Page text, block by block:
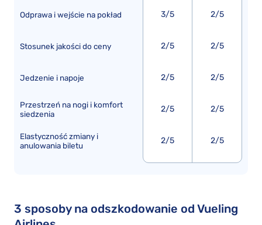
Odprawa i wejście na pokład
Stosunek jakości do ceny
Jedzenie i napoje
Przestrzeń na nogi i komfort
siedzenia
Elastyczność zmiany i
anulowania biletu
3/5
2/5
2/5
2/5
2/5
2/5
2/5
2/5
2/5
2/5
3 sposoby na odszkodowanie od Vueling